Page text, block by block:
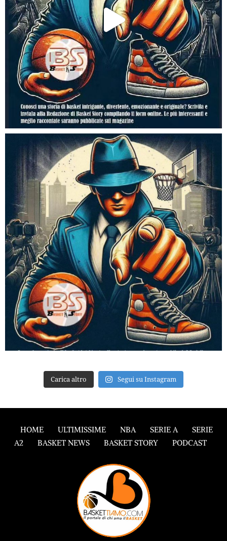
Carica altro Segui su Instagram
HOME ULTIMISSIME NBA SERIE A
SERIE
A2
BASKET NEWS BASKET STORY PODCAST